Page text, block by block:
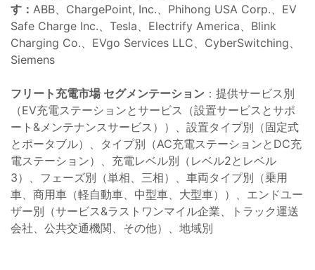
す： ABB、ChargePoint, Inc.、Phihong USA Corp.、EV
Safe Charge Inc.、Tesla、Electrify America、Blink
Charging Co.、EVgo Services LLC、CyberSwitching、
Siemens
フリート充電市場 セグメンテーション ：提供サービス別
（EV充電ステーションとサービス（設置サービスとサポ
ート&メンテナンスサービス））、設置タイプ別（固定式
とポータブル）、タイプ別（AC充電ステーションとDC充
電ステーション）、充電レベル別（レベル2とレベル
3）、フェーズ別（単相、三相）、車両タイプ別（乗用
車、商用車（軽自動車、中型車、大型車））、エンドユー
ザー別（サービス&ラストワンマイル企業、トラック運送
会社、公共交通機関、その他）、地域別